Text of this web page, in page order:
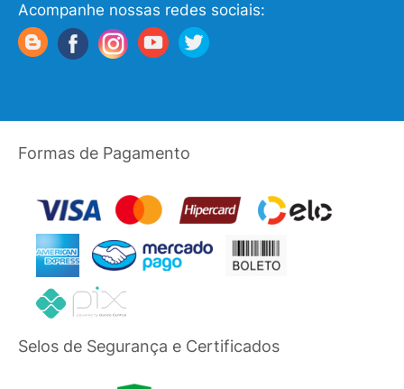
Acompanhe nossas redes sociais:
Formas de Pagamento
Selos de Segurança e Certificados